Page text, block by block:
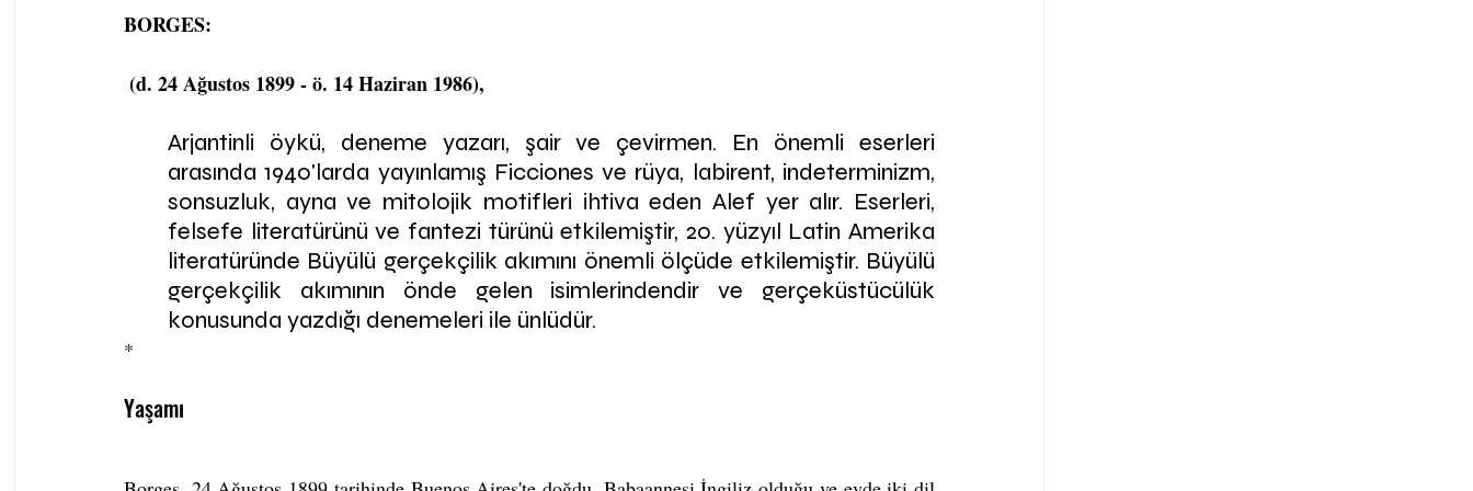
BORGES:
(d. 24 Ağustos 1899 - ö. 14 Haziran 1986),
Arjantinli öykü, deneme yazarı, şair ve çevirmen. En önemli eserleri
arasında 1940'larda yayınlamış Ficciones ve rüya, labirent, indeterminizm,
sonsuzluk, ayna ve mitolojik motifleri ihtiva eden Alef yer alır. Eserleri,
felsefe literatürünü ve fantezi türünü etkilemiştir, 20. yüzyıl Latin Amerika
literatüründe Büyülü gerçekçilik akımını önemli ölçüde etkilemiştir. Büyülü
gerçekçilik akımının önde gelen isimlerindendir ve gerçeküstücülük
konusunda yazdığı denemeleri ile ünlüdür.
*
Yaşamı